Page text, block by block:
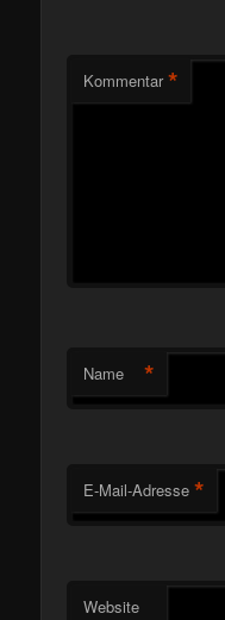
Kommentar *
Name *
E-Mail-Adresse *
Website